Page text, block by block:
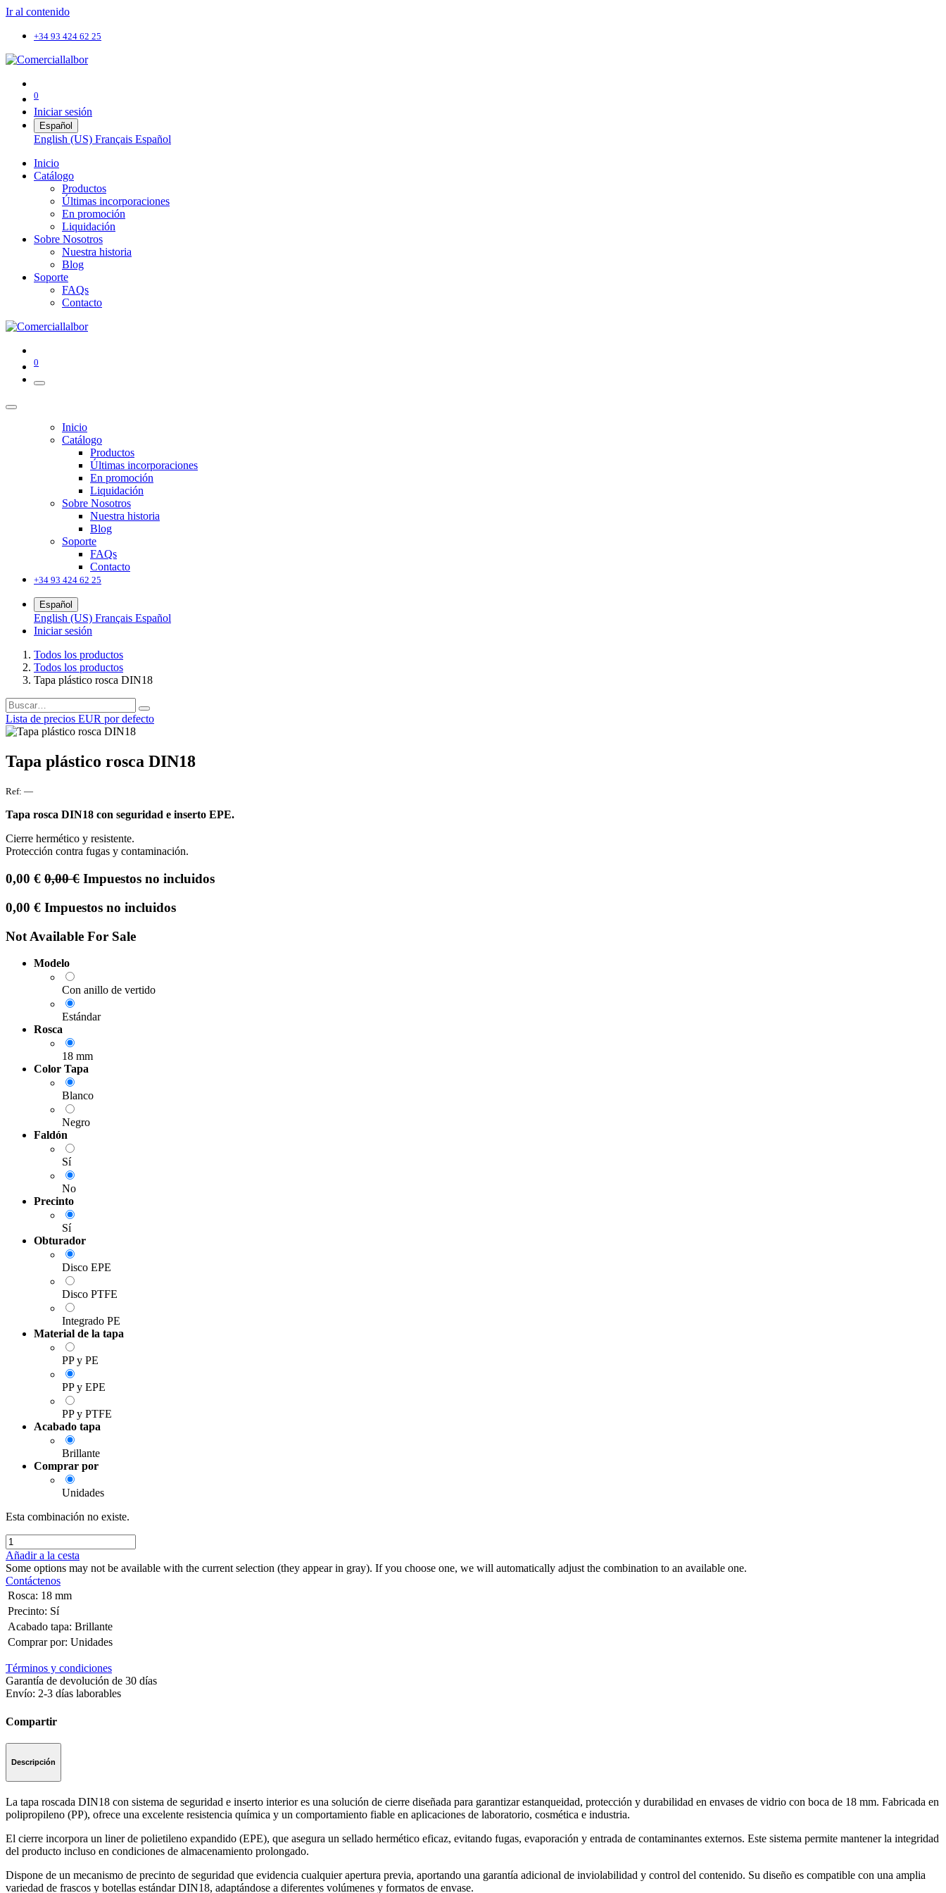
Ir al contenido
+34 93 424 62 25
0
Iniciar sesión
Español
English (US) Français Español
Inicio
Catálogo
Productos
Últimas incorporaciones
En promoción
Liquidación
Sobre Nosotros
Nuestra historia
Blog
Soporte
FAQs
Contacto
0
Inicio
Catálogo
Productos
Últimas incorporaciones
En promoción
Liquidación
Sobre Nosotros
Nuestra historia
Blog
Soporte
FAQs
Contacto
+34 93 424 62 25
Español
English (US) Français Español
Iniciar sesión
Todos los productos
Todos los productos
Tapa plástico rosca DIN18
Lista de precios EUR por defecto
Tapa plástico rosca DIN18
Ref: —
Tapa rosca DIN18 con seguridad e inserto EPE.
Cierre hermético y resistente.
Protección contra fugas y contaminación.
0,00 € 0,00€ Impuestos no incluidos
0,00 € Impuestos no incluidos
Not Available For Sale
Modelo
Con anillo de vertido
Estándar
Rosca
18 mm
Color Tapa
Blanco
Negro
Faldón
Sí
No
Precinto
Sí
Obturador
Disco EPE
Disco PTFE
Integrado PE
Material de la tapa
PP y PE
PP y EPE
PP y PTFE
Acabado tapa
Brillante
Comprar por
Unidades
Esta combinación no existe.
Añadir a la cesta
Some options may not be available with the current selection (they appear in gray). If you choose one, we will automatically adjust the combination to an available one.
Contáctenos
Rosca: 18 mm
Precinto: Sí
Acabado tapa: Brillante
Comprar por: Unidades
Términos y condiciones
Garantía de devolución de 30 días
Envío: 2-3 días laborables
Compartir
Descripción
La tapa roscada DIN18 con sistema de seguridad e inserto interior es una solución de cierre diseñada para garantizar estanqueidad, protección y durabilidad en envases de vidrio con boca de 18 mm. Fabricada en
polipropileno (PP), ofrece una excelente resistencia química y un comportamiento fiable en aplicaciones de laboratorio, cosmética e industria.
El cierre incorpora un liner de polietileno expandido (EPE), que asegura un sellado hermético eficaz, evitando fugas, evaporación y entrada de contaminantes externos. Este sistema permite mantener la integridad
del producto incluso en condiciones de almacenamiento prolongado.
Dispone de un mecanismo de precinto de seguridad que evidencia cualquier apertura previa, aportando una garantía adicional de inviolabilidad y control del contenido. Su diseño es compatible con una amplia
variedad de frascos y botellas estándar DIN18, adaptándose a diferentes volúmenes y formatos de envase.